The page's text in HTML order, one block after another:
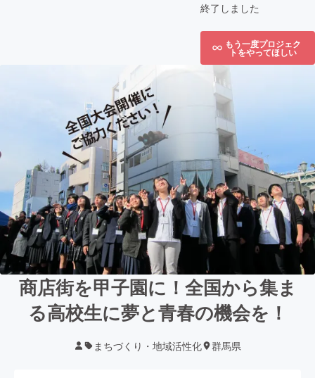
終了しました
もう一度プロジェク
トをやってほしい
商店街を甲子園に！全国から集ま
る高校生に夢と青春の機会を！
まちづくり・地域活性化 群馬県